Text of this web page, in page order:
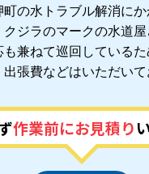
の水トラブル解消に
ジラのマークの水道
兼ねて巡回している
張費などはいただいて
作業前にお見積り